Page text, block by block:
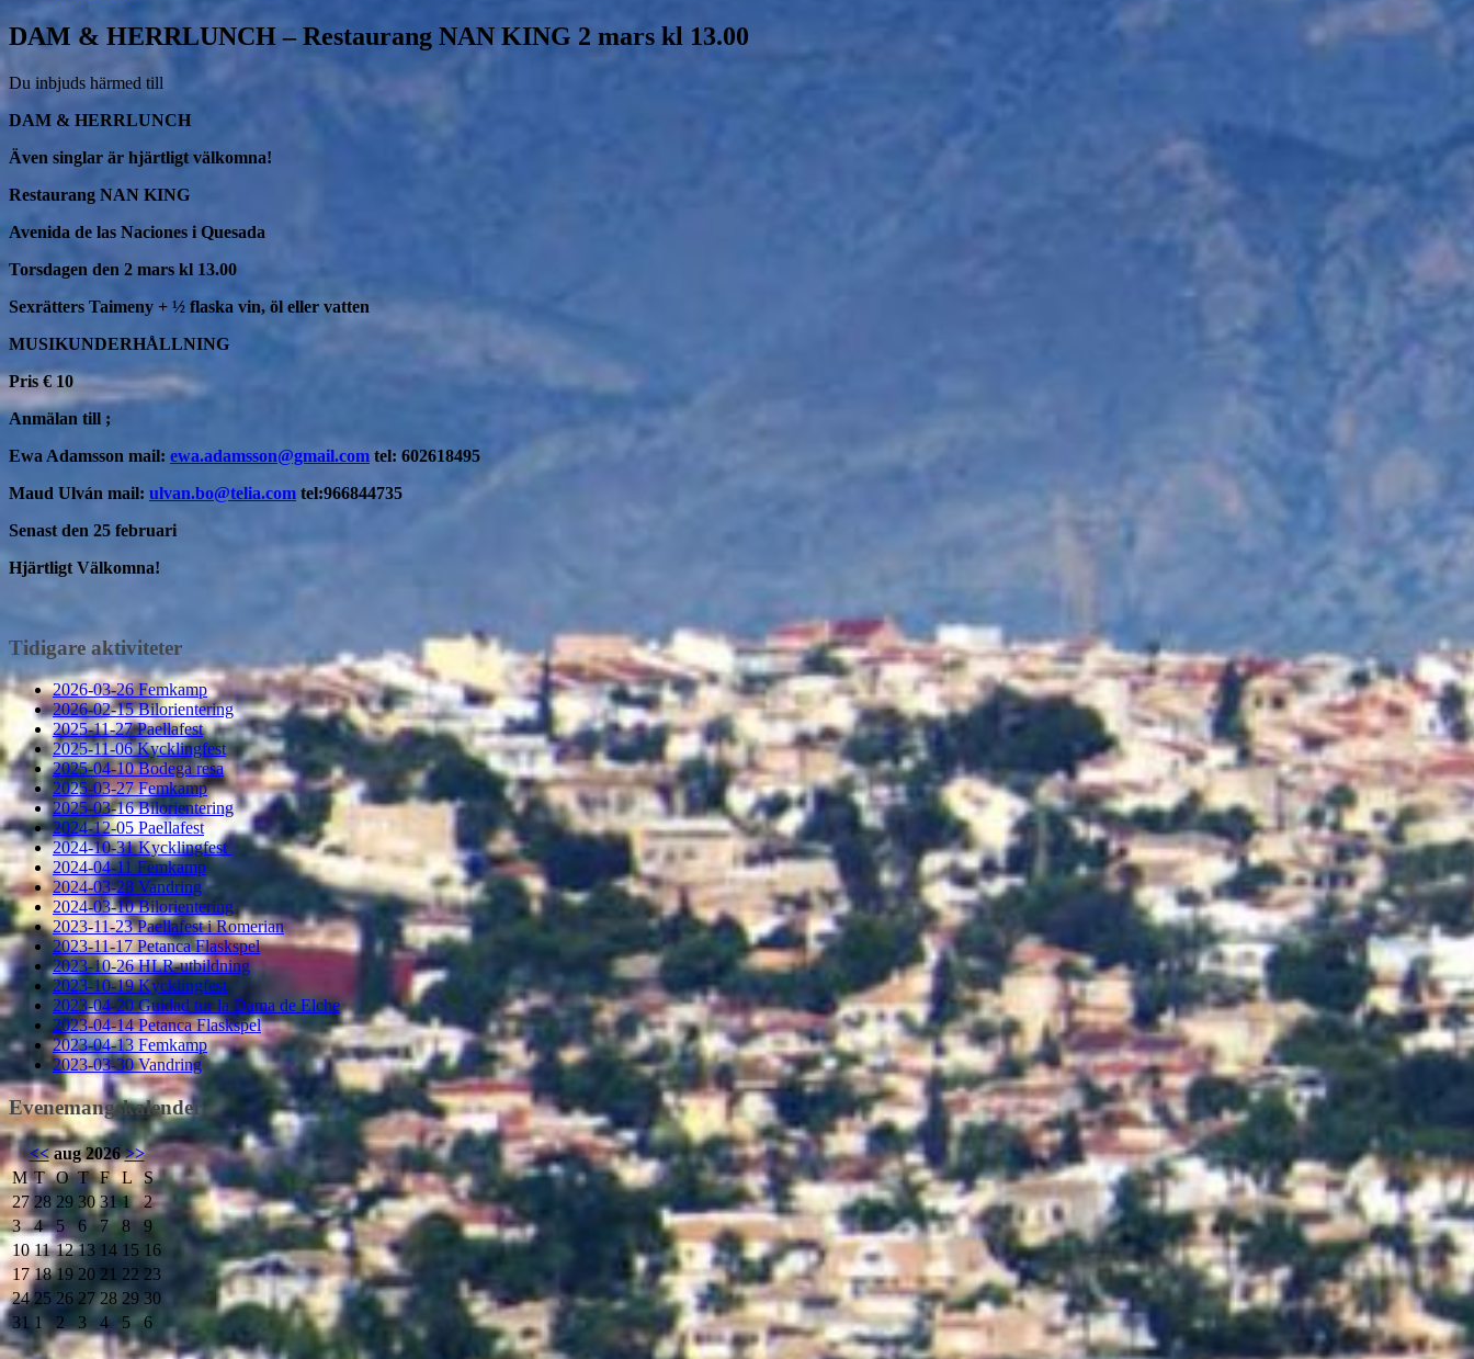
DAM & HERRLUNCH – Restaurang NAN KING 2 mars kl 13.00
Du inbjuds härmed till
DAM & HERRLUNCH
Även singlar är hjärtligt välkomna!
Restaurang NAN KING
Avenida de las Naciones i Quesada
Torsdagen den 2 mars kl 13.00
Sexrätters Taimeny + ½ flaska vin, öl eller vatten
MUSIKUNDERHÅLLNING
Pris € 10
Anmälan till ;
Ewa Adamsson mail: ewa.adamsson@gmail.com tel: 602618495
Maud Ulván mail: ulvan.bo@telia.com tel:966844735
Senast den 25 februari
Hjärtligt Välkomna!
Tidigare aktiviteter
2026-03-26 Femkamp
2026-02-15 Bilorientering
2025-11-27 Paellafest
2025-11-06 Kycklingfest
2025-04-10 Bodega resa
2025-03-27 Femkamp
2025-03-16 Bilorientering
2024-12-05 Paellafest
2024-10-31 Kycklingfest
2024-04-11 Femkamp
2024-03-28 Vandring
2024-03-10 Bilorientering
2023-11-23 Paellafest i Romerian
2023-11-17 Petanca Flaskspel
2023-10-26 HLR-utbildning
2023-10-19 Kycklingfest
2023-04-20 Guidad tur la Dama de Elche
2023-04-14 Petanca Flaskspel
2023-04-13 Femkamp
2023-03-30 Vandring
Evenemangskalender
<<aug 2026>>
M T O T F L
S
27 28 29 30 31 1
2
3
4 5 6 7 8
9
10 11 12 13 14 15 16
17 18 19 20 21 22 23
24 25 26 27 28 29 30
31 1 2 3 4 5 6